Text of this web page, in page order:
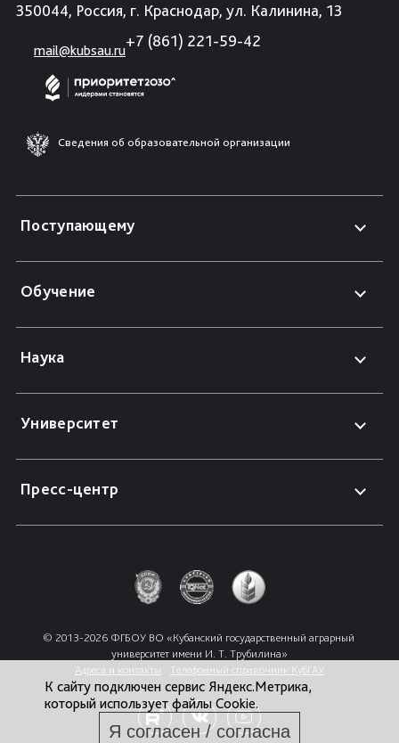
350044, Россия, г. Краснодар, ул. Калинина, 13
mail@kubsau.ru
+7 (861) 221-59-42
Сведения об образовательной организации
Поступающему
Обучение
Наука
Университет
Пресс-центр
© 2013-2026 ФГБОУ ВО «Кубанский государственный аграрный
университет имени И. Т. Трубилина»
Адреса и контакты
Телефонный справочник КубГАУ
К сайту подключен сервис Яндекс.Метрика,
который использует файлы Cookie.
Я согласен / согласна